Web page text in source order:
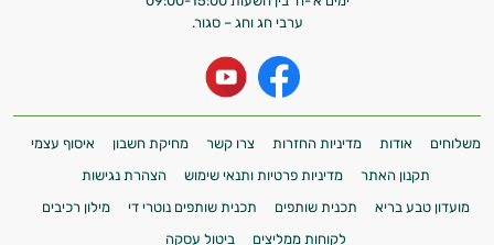
ערבי חג וחג – סגור.
משלוחים אודות מדיניות החזרות צרו קשר מחיקת חשבון
איסוף עצמי
תקנון האתר
מדיניות פרטיות ותנאי שימוש
הצהרת נגישות
מועדון טבע בריא
תכנית שותפים תכנית שותפים נוטרי די
מילון רכיבים
לקוחות ממליצים
ביטול עסקה